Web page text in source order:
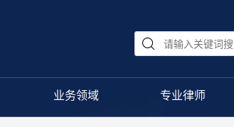
业务领域 专业律师